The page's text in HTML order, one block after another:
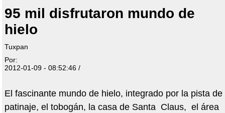
95 mil disfrutaron mundo de
hielo
Tuxpan
Por:
2012-01-09 - 08:52:46 /
El fascinante mundo de hielo, integrado por la pista de
patinaje, el tobogán, la casa de Santa Claus, el área